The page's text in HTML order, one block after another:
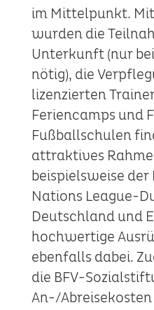
im Mittelpunkt.
wurden die
Unterkunft (nur
nötig), die
lizenzierten
Feriencamps und
Fußballschulen
attraktives
beispielsweise der
Nations League-
Deutschland und
hochwertige
ebenfalls dabei.
die BFV-
An-/Abreisekosten